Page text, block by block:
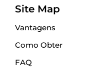
Site Map
Vantagens
Como Obter
FAQ